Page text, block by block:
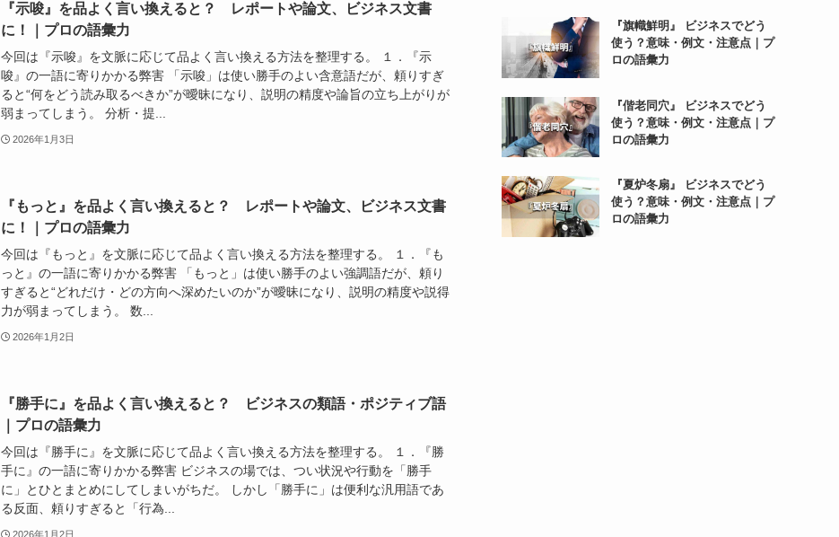
『示唆』を品よく言い換えると？ レポートや論文、ビジネス文書
に！｜プロの語彙力
今回は『示唆』を文脈に応じて品よく言い換える方法を整理する。 １．『示
唆』の一語に寄りかかる弊害 「示唆」は使い勝手のよい含意語だが、頼りすぎ
ると“何をどう読み取るべきか”が曖昧になり、説明の精度や論旨の立ち上がりが
弱まってしまう。 分析・提...
2026年1月3日
『もっと』を品よく言い換えると？ レポートや論文、ビジネス文書
に！｜プロの語彙力
今回は『もっと』を文脈に応じて品よく言い換える方法を整理する。 １．『も
っと』の一語に寄りかかる弊害 「もっと」は使い勝手のよい強調語だが、頼り
すぎると“どれだけ・どの方向へ深めたいのか”が曖昧になり、説明の精度や説得
力が弱まってしまう。 数...
2026年1月2日
『勝手に』を品よく言い換えると？ ビジネスの類語・ポジティブ語
｜プロの語彙力
今回は『勝手に』を文脈に応じて品よく言い換える方法を整理する。 １．『勝
手に』の一語に寄りかかる弊害 ビジネスの場では、つい状況や行動を「勝手
に」とひとまとめにしてしまいがちだ。 しかし「勝手に」は便利な汎用語であ
る反面、頼りすぎると「行為...
2026年1月2日
『旗幟鮮明』 ビジネスでどう
使う？意味・例文・注意点｜プ
ロの語彙力
『偕老同穴』 ビジネスでどう
使う？意味・例文・注意点｜プ
ロの語彙力
『夏炉冬扇』 ビジネスでどう
使う？意味・例文・注意点｜プ
ロの語彙力